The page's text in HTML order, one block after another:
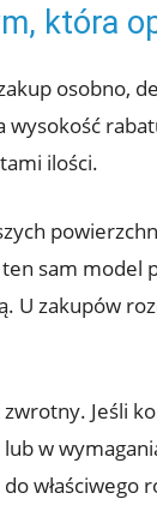
która
osobno,
ilości.
sam
U zakupów
Jeśli
w